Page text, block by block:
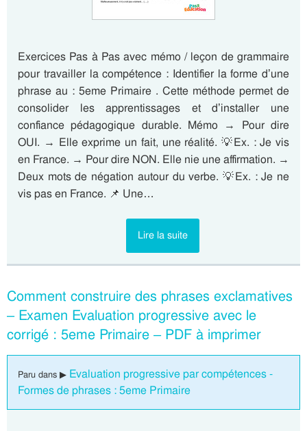
Exercices Pas à Pas avec mémo / leçon de grammaire
pour travailler la compétence : Identifier la forme d’une
phrase au : 5eme Primaire . Cette méthode permet de
consolider les apprentissages et d’installer une
confiance pédagogique durable. Mémo → Pour dire
OUI. → Elle exprime un fait, une réalité. 💡Ex. : Je vis
en France. → Pour dire NON. Elle nie une affirmation. →
Deux mots de négation autour du verbe. 💡Ex. : Je ne
vis pas en France. 📌 Une…
Lire la suite
Comment construire des phrases exclamatives
– Examen Evaluation progressive avec le
corrigé : 5eme Primaire – PDF à imprimer
Paru dans ▶ Evaluation progressive par compétences -
Formes de phrases : 5eme Primaire